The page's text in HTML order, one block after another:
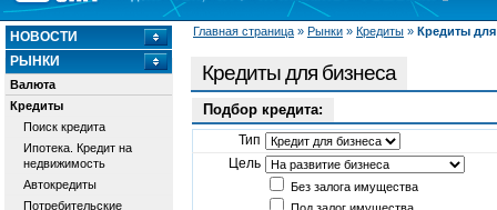
Главная страница » Рынки » Кредиты » Кредиты для
НОВОСТИ
РЫНКИ
Валюта
Кредиты
Поиск кредита
Ипотека. Кредит на
недвижимость
Автокредиты
Потребительские
Кредиты для бизнеса
Подбор кредита:
Тип
Цель
Без залога имущества